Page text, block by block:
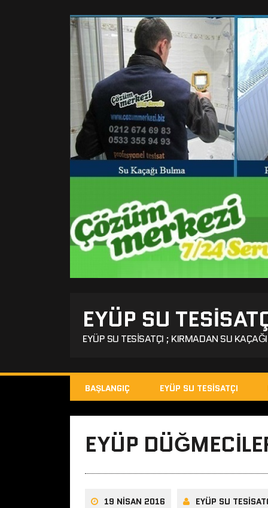
EYÜP SU
EYÜP SU TESISATÇI ; KIRMADAN SU
BAŞLANGIÇ EYÜP SU TESISATÇI
EYÜP
19 NISAN 2016 EYÜP SU